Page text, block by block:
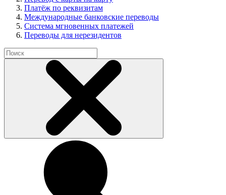
Платёж по реквизитам
Международные банковские переводы
Система мгновенных платежей
Переводы для нерезидентов